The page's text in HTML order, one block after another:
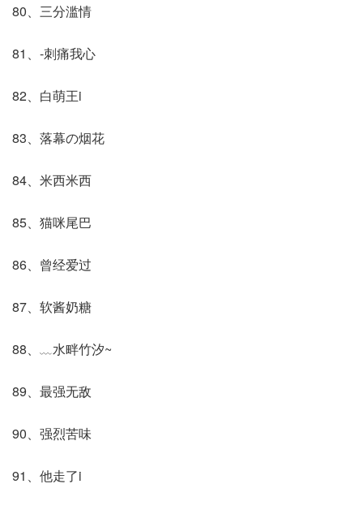
80、三分滥情
81、-刺痛我心
82、白萌王i
83、落幕の烟花
84、米西米西
85、猫咪尾巴
86、曾经爱过
87、软酱奶糖
88、﹏水畔竹汐~
89、最强无敌
90、强烈苦味
91、他走了i